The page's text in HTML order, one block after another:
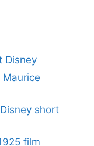
Disney
short
film